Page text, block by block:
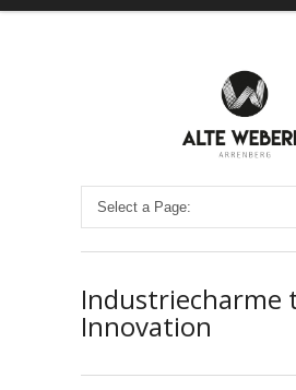
Industriecharme
Innovation